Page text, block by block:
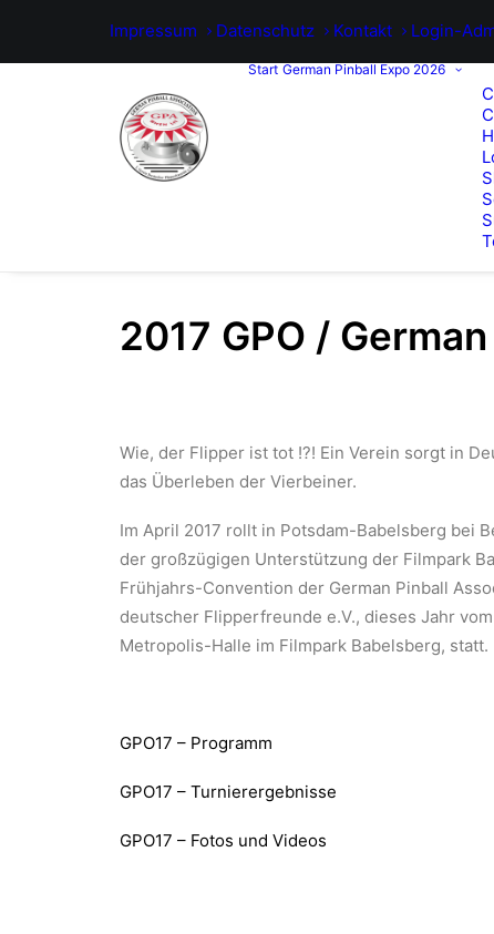
Impressum Datenschutz Kontakt Login-
Start German Pinball Expo 2026
2017 GPO /
Wie, der Flipper ist tot !?! Ein Verein sorgt in
das Überleben der Vierbeiner.
Im April 2017 rollt in Potsdam-Babelsberg bei
der großzügigen Unterstützung der Filmpark
Frühjahrs-Convention der German Pinball
deutscher Flipperfreunde e.V., dieses Jahr
Metropolis-Halle im Filmpark Babelsberg, statt.
GPO17 – Programm
GPO17 – Turnierergebnisse
GPO17 – Fotos und Videos